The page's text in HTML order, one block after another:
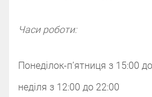
Часи роботи:
Понеділок-п’ятниця з 15:00
неділя з 12:00 до 22:00